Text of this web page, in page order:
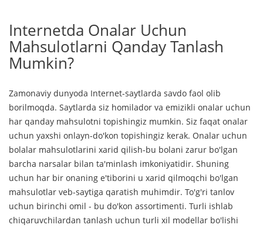
Internetda Onalar Uchun
Mahsulotlarni Qanday Tanlash
Mumkin?
Zamonaviy dunyoda Internet-saytlarda savdo faol olib
borilmoqda. Saytlarda siz homilador va emizikli onalar uchun
har qanday mahsulotni topishingiz mumkin. Siz faqat onalar
uchun yaxshi onlayn-do'kon topishingiz kerak. Onalar uchun
bolalar mahsulotlarini xarid qilish-bu bolani zarur bo'lgan
barcha narsalar bilan ta'minlash imkoniyatidir. Shuning
uchun har bir onaning e'tiborini u xarid qilmoqchi bo'lgan
mahsulotlar veb-saytiga qaratish muhimdir. To'g'ri tanlov
uchun birinchi omil - bu do'kon assortimenti. Turli ishlab
chiqaruvchilardan tanlash uchun turli xil modellar bo'lishi